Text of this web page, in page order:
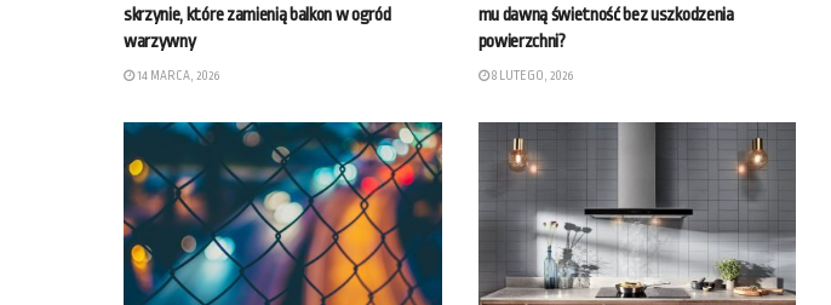
skrzynie, które zamienią balkon w ogród
warzywny
14 MARCA, 2026
mu dawną świetność bez uszkodzenia
powierzchni?
8 LUTEGO, 2026